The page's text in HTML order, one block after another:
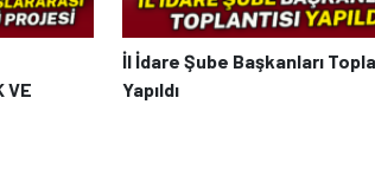
VE
İl İdare Şube Başkanları
Yapıldı